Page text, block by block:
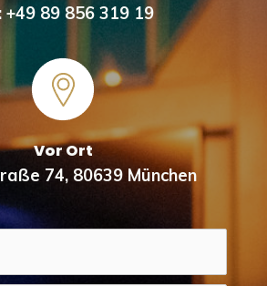
+49 89 856 319 19
Vor Ort
74, 80639 München